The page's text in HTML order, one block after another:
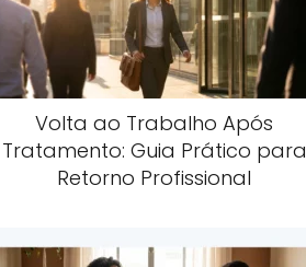
Volta ao Trabalho Após
Tratamento: Guia Prático para
Retorno Profissional